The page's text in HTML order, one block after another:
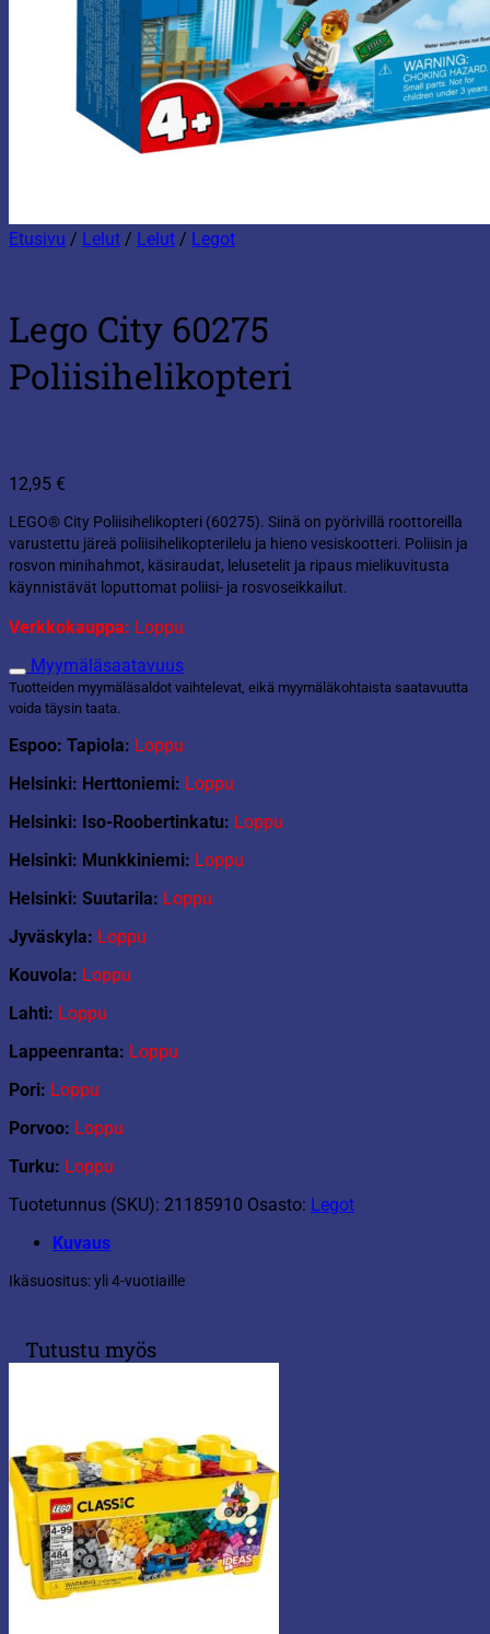
Etusivu / Lelut / Lelut / Legot
Lego City 60275
Poliisihelikopteri
12,95 €
LEGO® City Poliisihelikopteri (60275). Siinä on pyörivillä roottoreilla
varustettu järeä poliisihelikopterilelu ja hieno vesiskootteri. Poliisin ja
rosvon minihahmot, käsiraudat, lelusetelit ja ripaus mielikuvitusta
käynnistävät loputtomat poliisi- ja rosvoseikkailut.
Verkkokauppa: Loppu
Myymäläsaatavuus
Tuotteiden myymäläsaldot vaihtelevat, eikä myymäläkohtaista saatavuutta
voida täysin taata.
Espoo: Tapiola: Loppu
Helsinki: Herttoniemi: Loppu
Helsinki: Iso-Roobertinkatu: Loppu
Helsinki: Munkkiniemi: Loppu
Helsinki: Suutarila: Loppu
Jyväskyla: Loppu
Kouvola: Loppu
Lahti: Loppu
Lappeenranta: Loppu
Pori: Loppu
Porvoo: Loppu
Turku: Loppu
Tuotetunnus (SKU): 21185910 Osasto: Legot
Kuvaus
Ikäsuositus: yli 4-vuotiaille
Tutustu myös